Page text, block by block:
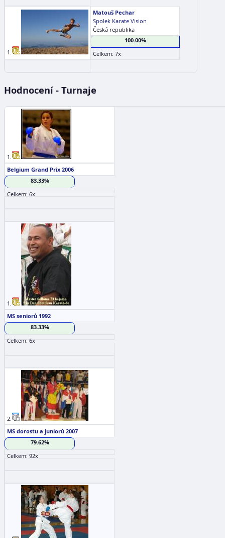
1.
Matouš Pechar
Spolek Karate Vision
Česká republika
100.00%
Celkem: 7x
Hodnocení - Turnaje
1.
Belgium Grand Prix 2006
83.33%
Celkem: 6x
1.
MS seniorů 1992
83.33%
Celkem: 6x
2.
MS dorostu a juniorů 2007
79.62%
Celkem: 92x